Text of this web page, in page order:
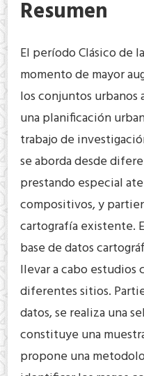
Resumen
El período Clásico de
momento de mayor
los conjuntos urbanos
una planificación
trabajo de
se aborda desde
prestando especial
compositivos, y
cartografía existente.
base de datos
llevar a cabo estudios
diferentes sitios.
datos, se realiza una
constituye una
propone una